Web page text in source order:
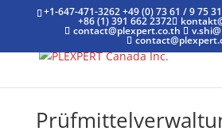
+1-647-471-3262 +49 (0) 73 61 / 9 75
+86 (1) 391 662 2372
contact@plexpert.co.th